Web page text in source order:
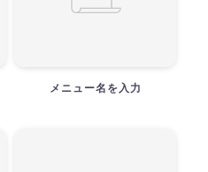
メニュー名を入力